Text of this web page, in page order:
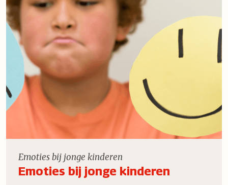
Emoties bij jonge kinderen
Emoties bij jonge kinderen